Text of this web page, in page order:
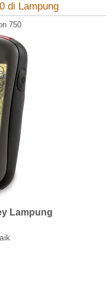
di Lampung
750
Lampung